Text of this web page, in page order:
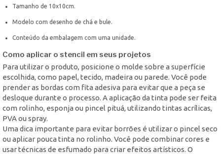
Tamanho de 10x10cm.
Modelo com desenho de chá e bule.
Conteúdo da embalagem com uma unidade.
Como aplicar o stencil em seus projetos
Para utilizar o produto, posicione o molde sobre a superfície
escolhida, como papel, tecido, madeira ou parede. Você pode
prender as bordas com fita adesiva para evitar que a peça se
desloque durante o processo. A aplicação da tinta pode ser feita
com rolinho, esponja ou pincel pituá, utilizando tintas acrílicas,
PVA ou spray.
Uma dica importante para evitar borrões é utilizar o pincel seco
ou aplicar pouca tinta no rolinho. Você pode combinar cores e
usar técnicas de esfumado para criar efeitos artísticos. O